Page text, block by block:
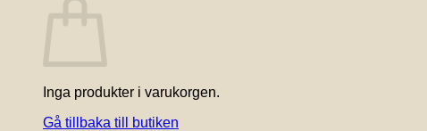
Inga produkter i varukorgen.
Gå tillbaka till butiken